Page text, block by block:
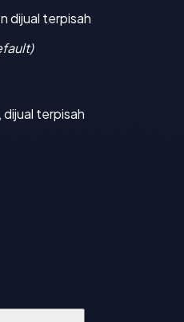
dijual terpisah
terpisah